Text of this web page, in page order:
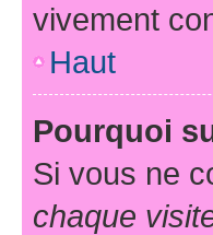
vivement
Haut
Pourquoi
Si vous ne
chaque